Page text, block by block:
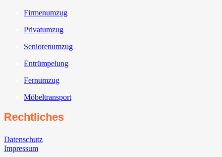
Firmenumzug
Privatumzug
Seniorenumzug
Entrümpelung
Fernumzug
Möbeltransport
Rechtliches
Datenschutz
Impressum